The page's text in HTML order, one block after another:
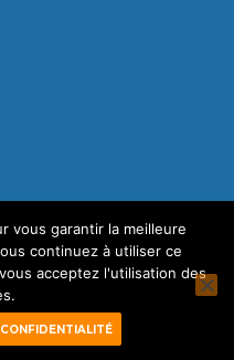
à 17h30.
à 17h00.
vous garantir la meilleure
continuez à utiliser ce
acceptez l'utilisation des